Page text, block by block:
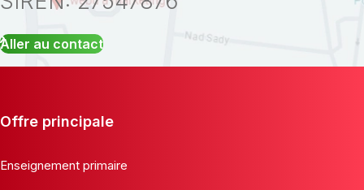
Aller au contact
Offre principale
Enseignement primaire